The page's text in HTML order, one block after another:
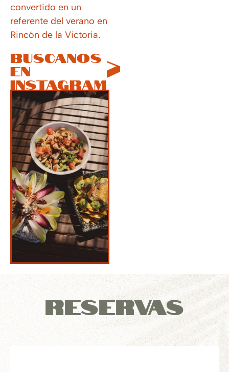
convertido en un
referente del verano en
Rincón de la Victoria.
Buscanos
en
instagram
Reservas